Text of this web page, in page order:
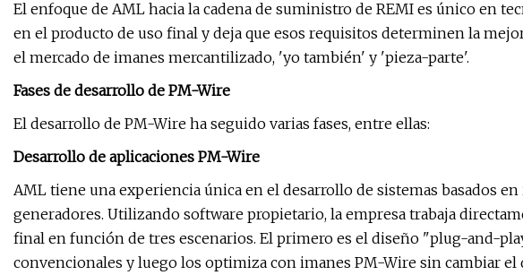
El enfoque de AML hacia la cadena de suministro de REMI es único en
en el producto de uso final y deja que esos requisitos determinen la
el mercado de imanes mercantilizado, 'yo también' y 'pieza-parte'.
Fases de desarrollo de PM-Wire
El desarrollo de PM-Wire ha seguido varias fases, entre ellas:
Desarrollo de aplicaciones PM-Wire
AML tiene una experiencia única en el desarrollo de sistemas basados
generadores. Utilizando software propietario, la empresa trabaja
final en función de tres escenarios. El primero es el diseño "plug-and-
convencionales y luego los optimiza con imanes PM-Wire sin cambiar el